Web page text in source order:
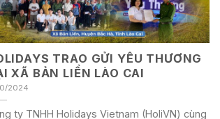
TRAO GỬI YÊU THƯƠNG
XÃ BẢN LIỀN LÀO CAI
2024
ty TNHH Holidays Vietnam (HoliVN) cùng